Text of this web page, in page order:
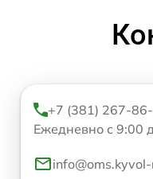
+7 (381) 267-
Ежедневно с 9:00